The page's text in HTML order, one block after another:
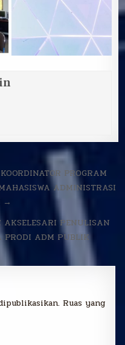
PROGRAM
ADMINISTRASI
→
PENULISAN
PRODI ADM PUBLIK
Ruas yang